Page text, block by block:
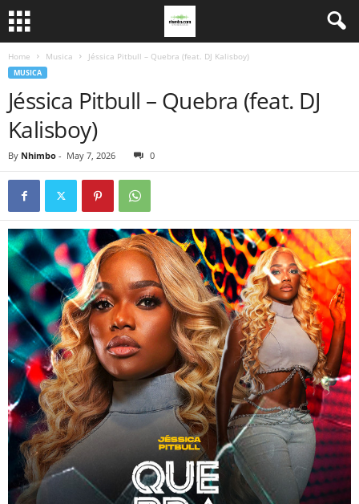
Home Musica Jéssica Pitbull – Quebra (feat. DJ Kalisboy)
MUSICA
Jéssica Pitbull – Quebra (feat. DJ
Kalisboy)
By Nhimbo - May 7, 2026 0